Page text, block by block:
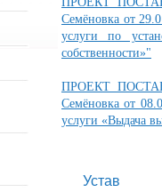
Семёновка от
услуги по
собственности»"
ПРОЕКТ
Семёновка от
услуги «Выдача
Устав